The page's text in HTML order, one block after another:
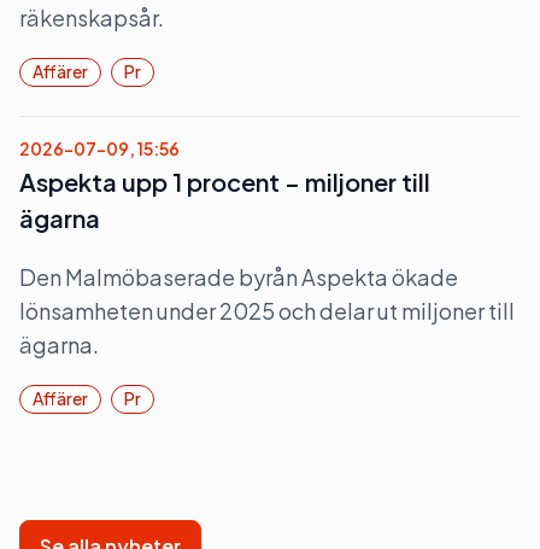
räkenskapsår.
Affärer Pr
2026-07-09, 15:56
Aspekta upp 1 procent – miljoner till
ägarna
Den Malmöbaserade byrån Aspekta ökade
lönsamheten under 2025 och delar ut miljoner till
ägarna.
Affärer Pr